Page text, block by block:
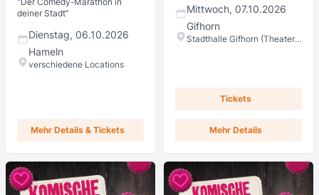
deiner Stadt“
Dienstag, 06.10.2026
Hameln
verschiedene Locations
Mehr Details & Tickets
Mittwoch, 07.10.2026
Gifhorn
Stadthalle Gifhorn (Theatersaal)
Tickets
Mehr Details